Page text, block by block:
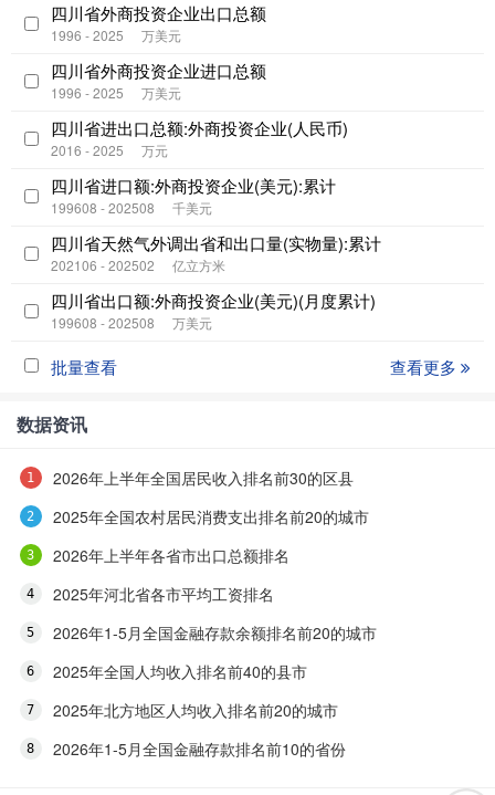
四川省外商投资企业出口总额
1996 - 2025 万美元
四川省外商投资企业进口总额
1996 - 2025 万美元
四川省进出口总额:外商投资企业(人民币)
2016 - 2025 万元
四川省进口额:外商投资企业(美元):累计
199608 - 202508 千美元
四川省天然气外调出省和出口量(实物量):累计
202106 - 202502 亿立方米
四川省出口额:外商投资企业(美元)(月度累计)
199608 - 202508 万美元
批量查看 查看更多
数据资讯
2026年上半年全国居民收入排名前30的区县
2025年全国农村居民消费支出排名前20的城市
2026年上半年各省市出口总额排名
2025年河北省各市平均工资排名
2026年1-5月全国金融存款余额排名前20的城市
2025年全国人均收入排名前40的县市
2025年北方地区人均收入排名前20的城市
2026年1-5月全国金融存款排名前10的省份